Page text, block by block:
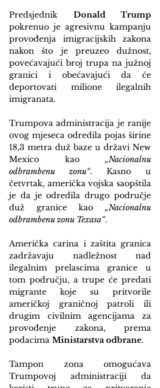
Predsjednik Donald Trump
pokrenuo je agresivnu kampanju
provođenja imigracijskih zakona
nakon što je preuzeo dužnost,
povećavajući broj trupa na južnoj
granici i obećavajući da će
deportovati milione ilegalnih
imigranata.
Trumpova administracija je ranije
ovog mjeseca odredila pojas širine
18,3 metra duž baze u državi New
Mexico kao „Nacionalnu
odbrambenu zonu“. Kasno u
četvrtak, američka vojska saopštila
je da je odredila drugo područje
duž granice kao „Nacionalnu
odbrambenu zonu Texasa“.
Američka carina i zaštita granica
zadržavaju nadležnost nad
ilegalnim prelascima granice u
tom području, a trupe će predati
migrante koje su pritvorile
američkoj graničnoj patroli ili
drugim civilnim agencijama za
provođenje zakona, prema
podacima Ministarstva odbrane.
Tampon zona omogućava
Trumpovoj administraciji da